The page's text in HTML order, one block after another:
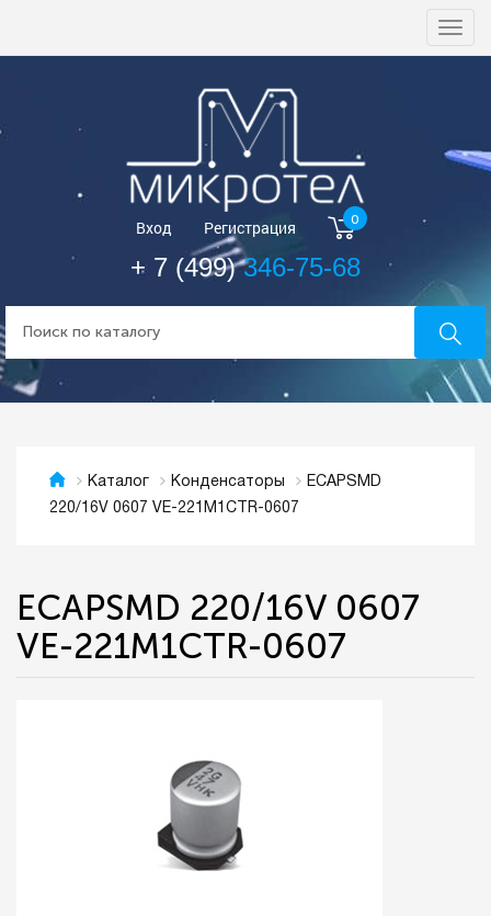
Вход Регистрация 0
+ 7 (499)346-75-68
Каталог Конденсаторы
ECAPSMD
220/16V 0607 VE-221M1CTR-0607
ECAPSMD 220/16V 0607
VE-221M1CTR-0607